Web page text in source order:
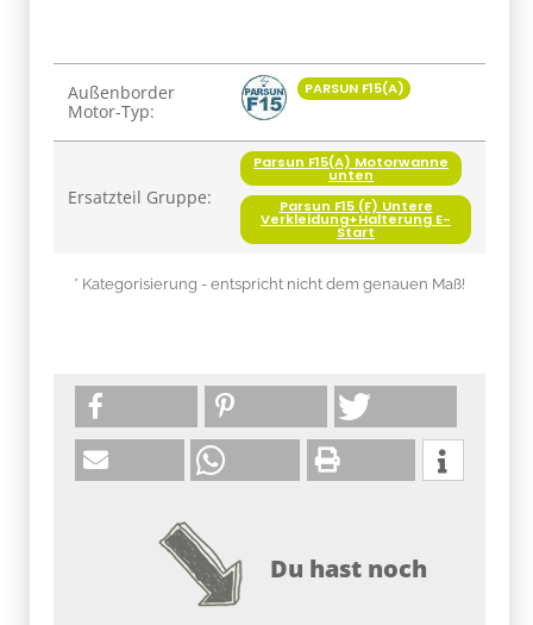
Produkteigenschaft
Wert
Außenborder
Motor-Typ:
PARSUN F15(A)
Ersatzteil Gruppe:
Parsun F15(A) Motorwanne
unten
Parsun F15 (F) Untere
Verkleidung+Halterung E-
Start
* Kategorisierung - entspricht nicht dem genauen Maß!
Du hast noch